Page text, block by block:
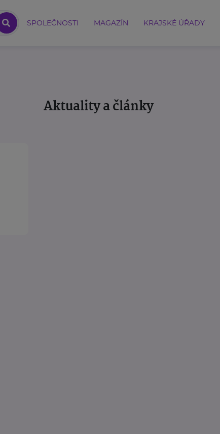
SPOLEČNOSTI MAGAZÍN KRAJSKÉ ÚŘADY
Aktuality a články